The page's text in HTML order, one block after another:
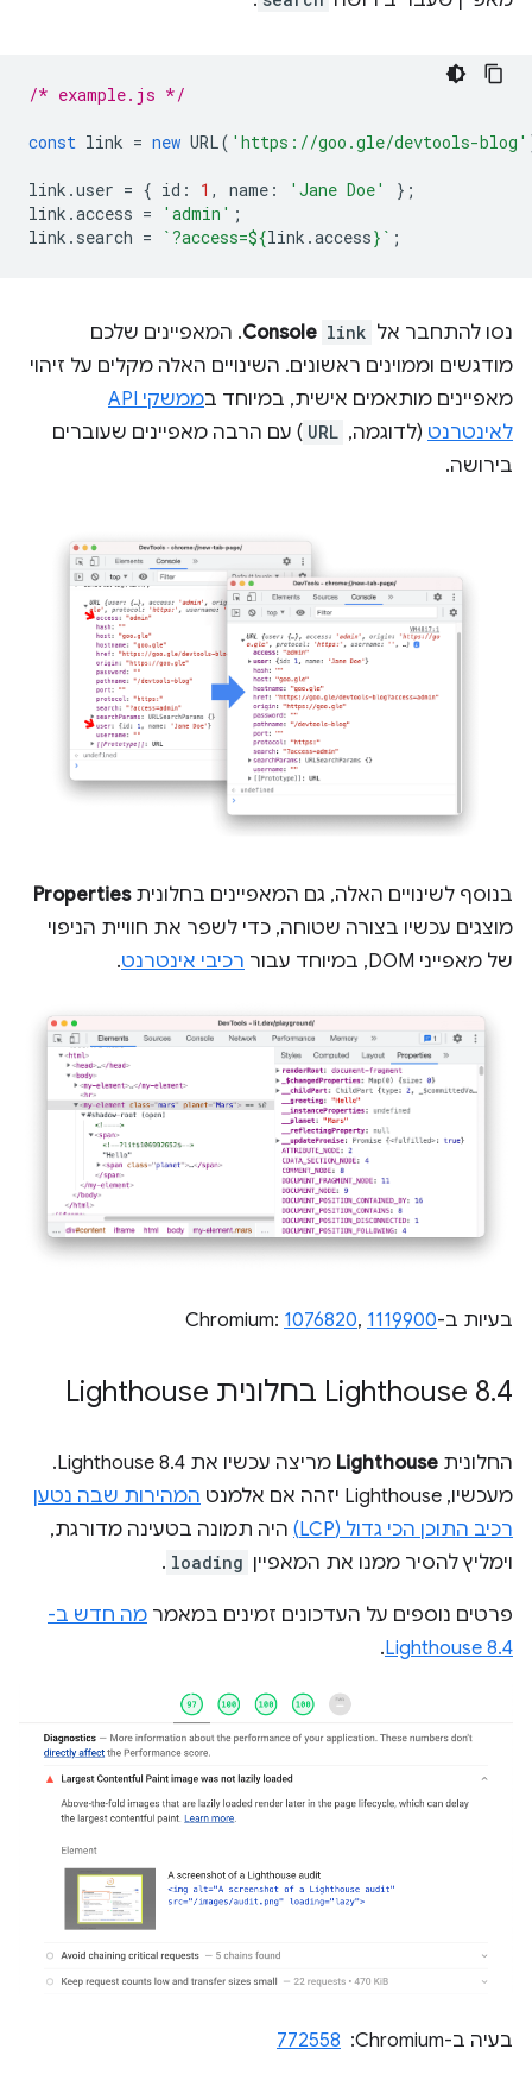
/* example.js */
const link = new URL( 'https://goo.gle/devtools-blog'
link .user = { id : 1 , name : 'Jane Doe'
};
link .access = 'admin' ;
link . search = `?access=${link .access} ` ;
נסו להתחבר אל link
Console. המאפיינים שלכם
מודגשים וממוינים ראשונים. השינויים האלה מקלים על זיהוי
מאפיינים מותאמים אישית, במיוחד ב
ממשקי API
לאינטרנט (לדוגמה, URL ) עם הרבה מאפיינים שעוברים
בירושה.
בנוסף לשינויים האלה, גם המאפיינים בחלוניתProperties
מוצגים עכשיו בצורה שטוחה, כדי לשפר את חוויית הניפוי
של מאפייני DOM, במיוחד עבור
רכיבי אינטרנט.
בעיות ב-Chromium: 1076820, 1119900
‫Lighthouse 8.4 בחלונית Lighthouse
החלונית Lighthouse
מריצה עכשיו את Lighthouse 8.4.
מעכשיו, Lighthouse יזהה אם אלמנט
המהירות שבה נטען
רכיב התוכן הכי גדול (LCP)
היה תמונה בטעינה מדורגת,
וימליץ להסיר ממנו את המאפיין loading
.
פרטים נוספים על העדכונים זמינים במאמר מה חדש ב-
Lighthouse 8.4
.
בעיה ב-Chromium: ‏ 772558